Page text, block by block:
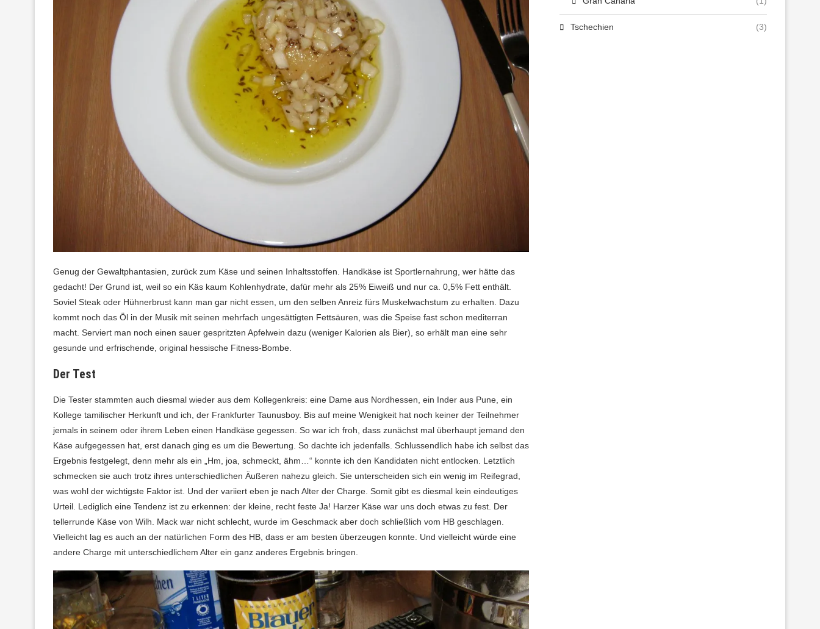
Genug der Gewaltphantasien, zurück zum Käse und seinen Inhaltsstoffen. Handkäse ist Sportlernahrung, wer hätte das
gedacht! Der Grund ist, weil so ein Käs kaum Kohlenhydrate, dafür mehr als 25% Eiweiß und nur ca. 0,5% Fett enthält.
Soviel Steak oder Hühnerbrust kann man gar nicht essen, um den selben Anreiz fürs Muskelwachstum zu erhalten. Dazu
kommt noch das Öl in der Musik mit seinen mehrfach ungesättigten Fettsäuren, was die Speise fast schon mediterran
macht. Serviert man noch einen sauer gespritzten Apfelwein dazu (weniger Kalorien als Bier), so erhält man eine sehr
gesunde und erfrischende, original hessische Fitness-Bombe.
Der Test
Die Tester stammten auch diesmal wieder aus dem Kollegenkreis: eine Dame aus Nordhessen, ein Inder aus Pune, ein
Kollege tamilischer Herkunft und ich, der Frankfurter Taunusboy. Bis auf meine Wenigkeit hat noch keiner der Teilnehmer
jemals in seinem oder ihrem Leben einen Handkäse gegessen. So war ich froh, dass zunächst mal überhaupt jemand den
Käse aufgegessen hat, erst danach ging es um die Bewertung. So dachte ich jedenfalls. Schlussendlich habe ich selbst das
Ergebnis festgelegt, denn mehr als ein „Hm, joa, schmeckt, ähm…“ konnte ich den Kandidaten nicht entlocken. Letztlich
schmecken sie auch trotz ihres unterschiedlichen Äußeren nahezu gleich. Sie unterscheiden sich ein wenig im Reifegrad,
was wohl der wichtigste Faktor ist. Und der variiert eben je nach Alter der Charge. Somit gibt es diesmal kein eindeutiges
Urteil. Lediglich eine Tendenz ist zu erkennen: der kleine, recht feste Ja! Harzer Käse war uns doch etwas zu fest. Der
tellerrunde Käse von Wilh. Mack war nicht schlecht, wurde im Geschmack aber doch schließlich vom HB geschlagen.
Vielleicht lag es auch an der natürlichen Form des HB, dass er am besten überzeugen konnte. Und vielleicht würde eine
andere Charge mit unterschiedlichem Alter ein ganz anderes Ergebnis bringen.
Tschechien (3)